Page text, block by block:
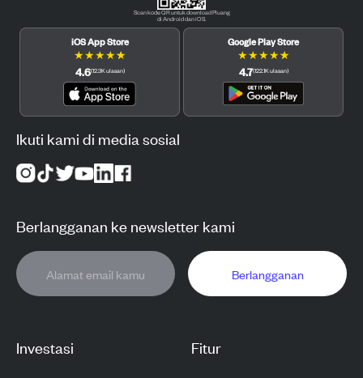
Investasi Fitur
Scan kode QR untuk download Pluang
di Android dan iOS.
iOS App Store
★★★★★
4.6(12.3K ulasan)
Google Play Store
★★★★★
4.7(122.1K ulasan)
Ikuti kami di media sosial
Berlangganan ke newsletter kami
Berlangganan